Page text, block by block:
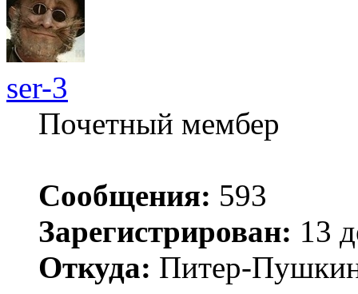
ser-3
Почетный мембер
Сообщения: 593
Зарегистрирован: 13
Откуда: Питер-